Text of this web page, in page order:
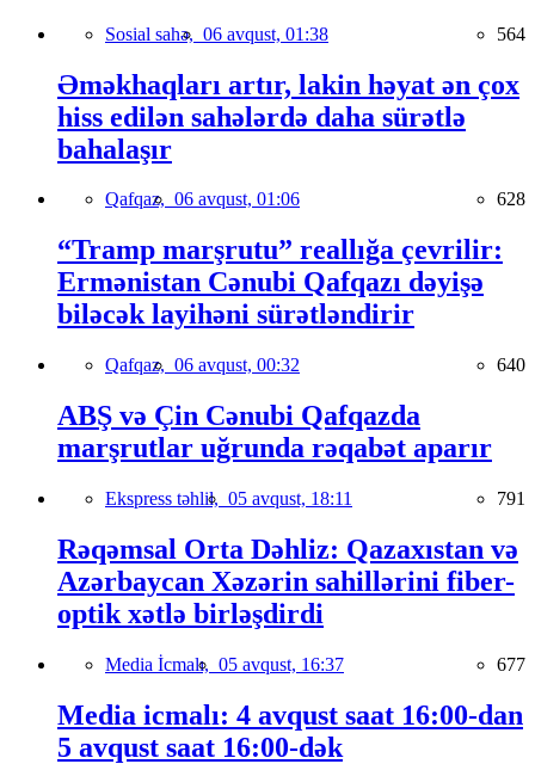
Sosial sahə, 06 avqust, 01:38 564
Əməkhaqları artır, lakin həyat ən çox
hiss edilən sahələrdə daha sürətlə
bahalaşır
Qafqaz, 06 avqust, 01:06 628
“Tramp marşrutu” reallığa çevrilir:
Ermənistan Cənubi Qafqazı dəyişə
biləcək layihəni sürətləndirir
Qafqaz, 06 avqust, 00:32 640
ABŞ və Çin Cənubi Qafqazda
marşrutlar uğrunda rəqabət aparır
Ekspress təhlil, 05 avqust, 18:11 791
Rəqəmsal Orta Dəhliz: Qazaxıstan və
Azərbaycan Xəzərin sahillərini fiber-
optik xətlə birləşdirdi
Media İcmalı, 05 avqust, 16:37 677
Media icmalı: 4 avqust saat 16:00-dan
5 avqust saat 16:00-dək